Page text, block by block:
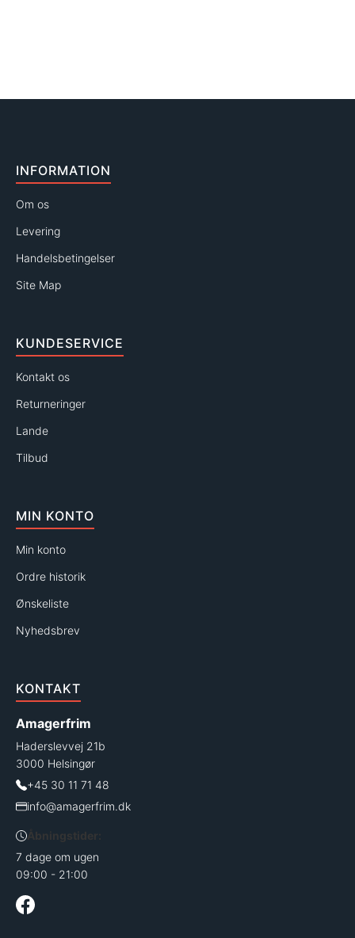
INFORMATION
Om os
Levering
Handelsbetingelser
Site Map
KUNDESERVICE
Kontakt os
Returneringer
Lande
Tilbud
MIN KONTO
Min konto
Ordre historik
Ønskeliste
Nyhedsbrev
KONTAKT
Amagerfrim
Haderslevvej 21b
3000 Helsingør
+45 30 11 71 48
info@amagerfrim.dk
Åbningstider:
7 dage om ugen
09:00 - 21:00